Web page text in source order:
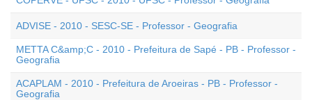
ADVISE - 2010 - SESC-SE - Professor - Geografia
METTA C&amp;C - 2010 - Prefeitura de Sapé - PB - Professor -
Geografia
ACAPLAM - 2010 - Prefeitura de Aroeiras - PB - Professor -
Geografia